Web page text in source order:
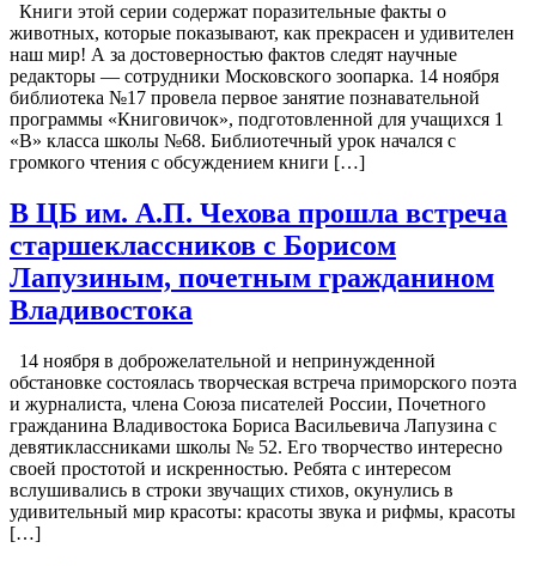
Книги этой серии содержат поразительные факты о
животных, которые показывают, как прекрасен и удивителен
наш мир! А за достоверностью фактов следят научные
редакторы — сотрудники Московского зоопарка. 14 ноября
библиотека №17 провела первое занятие познавательной
программы «Книговичок», подготовленной для учащихся 1
«В» класса школы №68. Библиотечный урок начался с
громкого чтения с обсуждением книги […]
В ЦБ им. А.П. Чехова прошла встреча
старшеклассников с Борисом
Лапузиным, почетным гражданином
Владивостока
14 ноября в доброжелательной и непринужденной
обстановке состоялась творческая встреча приморского поэта
и журналиста, члена Союза писателей России, Почетного
гражданина Владивостока Бориса Васильевича Лапузина с
девятиклассниками школы № 52. Его творчество интересно
своей простотой и искренностью. Ребята с интересом
вслушивались в строки звучащих стихов, окунулись в
удивительный мир красоты: красоты звука и рифмы, красоты
[…]